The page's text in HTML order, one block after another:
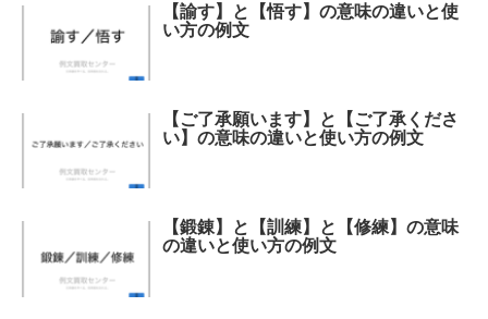
【諭す】と【悟す】の意味の違いと使
い方の例文
【ご了承願います】と【ご了承くださ
い】の意味の違いと使い方の例文
【鍛錬】と【訓練】と【修練】の意味
の違いと使い方の例文